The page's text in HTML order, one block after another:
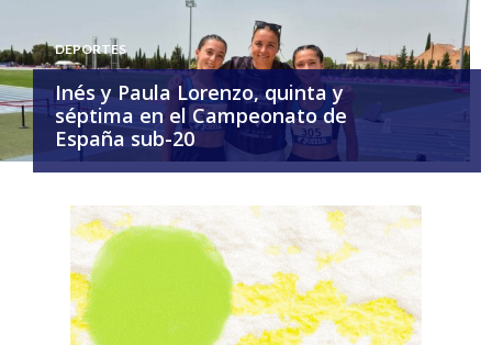
DEPORTES
Inés y Paula Lorenzo, quinta y
séptima en el Campeonato de
España sub-20